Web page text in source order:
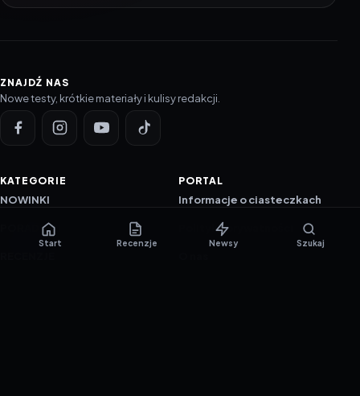
ZNAJDŹ NAS
Nowe testy, krótkie materiały i kulisy redakcji.
KATEGORIE
NOWINKI
PORADNIKI
PORTAL
Informacje o ciasteczkach
Polityka prywatności
Start Recenzje Newsy Szukaj